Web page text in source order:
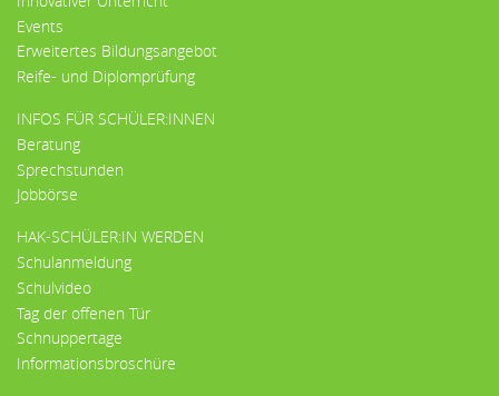
Events
Erweitertes Bildungsangebot
Reife- und Diplomprüfung
INFOS FÜR SCHÜLER:INNEN
Beratung
Sprechstunden
Jobbörse
HAK-SCHÜLER:IN WERDEN
Schulanmeldung
Schulvideo
Tag der offenen Tür
Schnuppertage
Informationsbroschüre